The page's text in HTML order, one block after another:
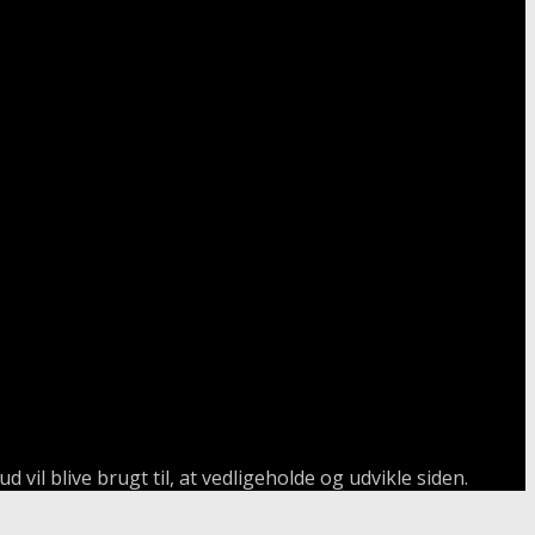
vil blive brugt til, at vedligeholde og udvikle siden.